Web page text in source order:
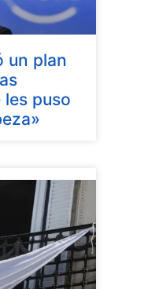
un plan
les puso